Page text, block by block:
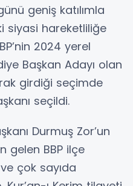
geniş katılımla
siyasi hareketliliğe
2024 yerel
Başkan Adayı olan
girdiği seçimde
seçildi.
Durmuş Zor’un
gelen BBP ilçe
çok sayıda